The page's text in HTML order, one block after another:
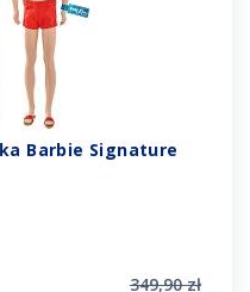
Barbie Signature
349,90 zł